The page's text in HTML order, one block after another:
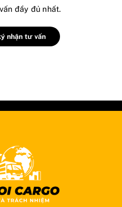
đầy đủ nhất.
nhận tư vấn